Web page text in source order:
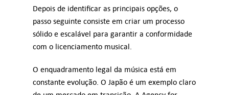
Depois de identificar as principais opções, o
passo seguinte consiste em criar um processo
sólido e escalável para garantir a conformidade
com o licenciamento musical.
O enquadramento legal da música está em
constante evolução. O Japão é um exemplo claro